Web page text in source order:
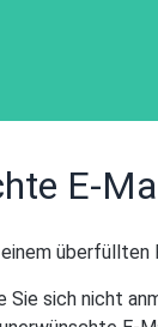
E-
Sie sich nicht